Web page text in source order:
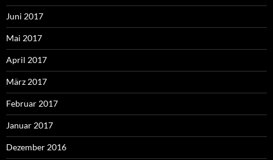
Juni 2017
Mai 2017
April 2017
März 2017
Februar 2017
Januar 2017
Dezember 2016